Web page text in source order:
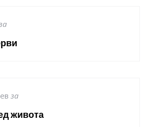
за
живота